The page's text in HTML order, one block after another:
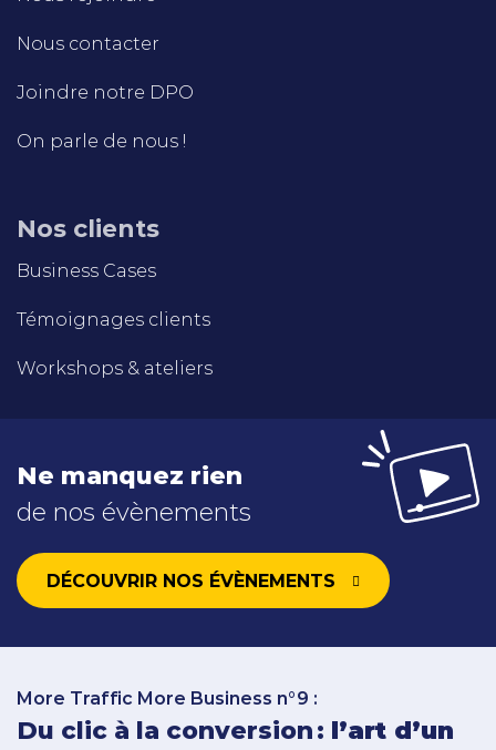
Nous contacter
Joindre notre DPO
On parle de nous !
Nos clients
Business Cases
Témoignages clients
Workshops & ateliers
Ne manquez rien
de nos évènements
DÉCOUVRIR NOS ÉVÈNEMENTS
More Traffic More Business n°9 :
Du clic à la conversion : l’art d’un